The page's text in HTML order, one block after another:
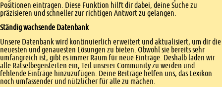
Positionen eintragen. Diese Funktion hilft dir dabei, deine Suche zu
präzisieren und schneller zur richtigen Antwort zu gelangen.
Ständig wachsende Datenbank
Unsere Datenbank wird kontinuierlich erweitert und aktualisiert, um dir die
neuesten und genauesten Lösungen zu bieten. Obwohl sie bereits sehr
umfangreich ist, gibt es immer Raum für neue Einträge. Deshalb laden wir
alle Rätselbegeisterten ein, Teil unserer Community zu werden und
fehlende Einträge hinzuzufügen. Deine Beiträge helfen uns, das Lexikon
noch umfassender und nützlicher für alle zu machen.